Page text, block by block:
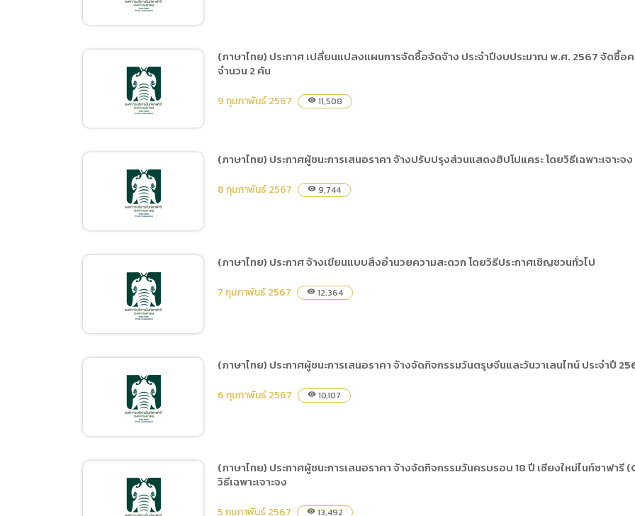
ภายนอกเป็นผู้สอบบัญชี
ของสำนักงานพัฒนาพิง
คนคร (องค์การมหาชน)
สำหรับรอบปีบัญชี 2568
โดยวิธีเฉพาะเจาะจง
(ภาษาไทย) แบบ บก.06 จัด
ซื้อครุภัณฑ์ยานพาหนะ รถ
โดยสารขนาด 12 ที่นั่ง 1
รายการ จำนวน 2 คัน
(ภาษาไทย) ประกาศ
เปลี่ยนแปลงแผนการจัดซื้อ
จัดจ้าง ประจำปีงบประมาณ
พ.ศ. 2567 จัดซื้อครุภัณฑ์
ยานพาหนะ รถโดยสารขนาด
12 ที่นั่ง 1 รายการ จำนวน 2
(ภาษาไทย) ประกาศ เปลี่ยนแปลงแผนการจัดซื้อจัดจ้าง ประจำปีงบประมาณ พ.ศ. 2567 จัดซื้อค
จำนวน 2 คัน
9 กุมภาพันธ์ 2567 visibility 11,508
(ภาษาไทย) ประกาศผู้ชนะ
การเสนอราคา จ้างปรับปรุง
ส่วนแสดงฮิปโปแคระ โดย
วิธีเฉพาะเจาะจง
(ภาษาไทย) ประกาศผู้ชนะการเสนอราคา จ้างปรับปรุงส่วนแสดงฮิปโปแคระ โดยวิธีเฉพาะเจาะจง
8 กุมภาพันธ์ 2567 visibility 9,744
(ภาษาไทย) ประกาศ จ้าง
เขียนแบบสิ่งอำนวยความ
สะดวก โดยวิธีประกาศเชิญ
ชวนทั่วไป
(ภาษาไทย) ประกาศ จ้างเขียนแบบสิ่งอำนวยความสะดวก โดยวิธีประกาศเชิญชวนทั่วไป
7 กุมภาพันธ์ 2567 visibility 12,364
(ภาษาไทย) ประกาศผู้ชนะ
การเสนอราคา จ้างจัด
(ภาษาไทย) ประกาศผู้ชนะการเสนอราคา จ้างจัดกิจกรรมวันตรุษจีนและวันวาเลนไทน์ ประจำปี
6 กุมภาพันธ์ 2567 visibility 10,107
(ภาษาไทย) ประกาศผู้ชนะการเสนอราคา จ้างจัดกิจกรรมวันครบรอบ 18 ปี เชียงใหม่ไนท์ซาฟา
วิธีเฉพาะเจาะจง
5 กุมภาพันธ์ 2567 visibility 13,492